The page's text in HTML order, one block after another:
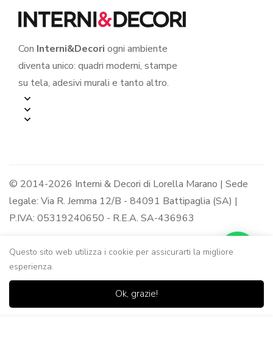
Con Interni&Decori ogni ambiente
diventa unico: quadri moderni, stampe
su tela, adesivi murali e tanto altro.
© 2014-2026 Interni & Decori di Lorella Marano | Sede
legale: Via R. Jemma 12/B - 84091 Battipaglia (SA) |
P.IVA: 05319240650 - R.E.A. SA-436963
Questo sito web utilizza i cookie per assicurarti la migliore
esperienza.
Ok, grazie!
Casa Negozio
0
Lista dei Carrello Ricerca